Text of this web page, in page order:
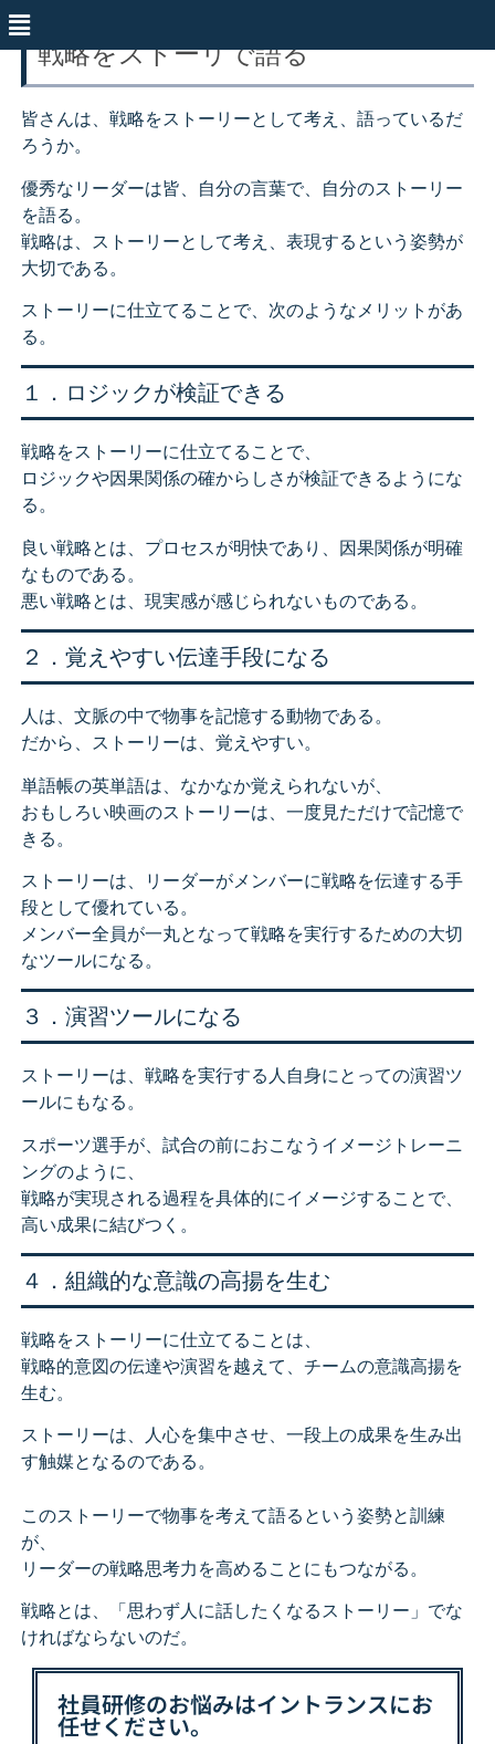
戦略をストーリで語る
皆さんは、戦略をストーリーとして考え、語っているだ
ろうか。
優秀なリーダーは皆、自分の言葉で、自分のストーリー
を語る。
戦略は、ストーリーとして考え、表現するという姿勢が
大切である。
ストーリーに仕立てることで、次のようなメリットがあ
る。
１．ロジックが検証できる
戦略をストーリーに仕立てることで、
ロジックや因果関係の確からしさが検証できるようにな
る。
良い戦略とは、プロセスが明快であり、因果関係が明確
なものである。
悪い戦略とは、現実感が感じられないものである。
２．覚えやすい伝達手段になる
人は、文脈の中で物事を記憶する動物である。
だから、ストーリーは、覚えやすい。
単語帳の英単語は、なかなか覚えられないが、
おもしろい映画のストーリーは、一度見ただけで記憶で
きる。
ストーリーは、リーダーがメンバーに戦略を伝達する手
段として優れている。
メンバー全員が一丸となって戦略を実行するための大切
なツールになる。
３．演習ツールになる
ストーリーは、戦略を実行する人自身にとっての演習ツ
ールにもなる。
スポーツ選手が、試合の前におこなうイメージトレーニ
ングのように、
戦略が実現される過程を具体的にイメージすることで、
高い成果に結びつく。
４．組織的な意識の高揚を生む
戦略をストーリーに仕立てることは、
戦略的意図の伝達や演習を越えて、チームの意識高揚を
生む。
ストーリーは、人心を集中させ、一段上の成果を生み出
す触媒となるのである。
このストーリーで物事を考えて語るという姿勢と訓練
が、
リーダーの戦略思考力を高めることにもつながる。
戦略とは、「思わず人に話したくなるストーリー」でな
ければならないのだ。
社員研修のお悩みはイントランスにお
任せください。